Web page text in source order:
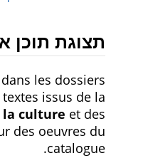
תצוגת תוכן
les dossiers
issus de la
la culture et des
des oeuvres du
catalogue.